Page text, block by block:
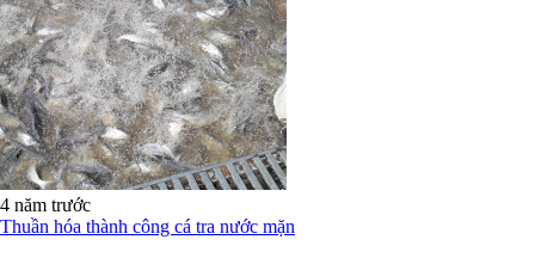
4 năm trước
Thuần hóa thành công cá tra nước mặn